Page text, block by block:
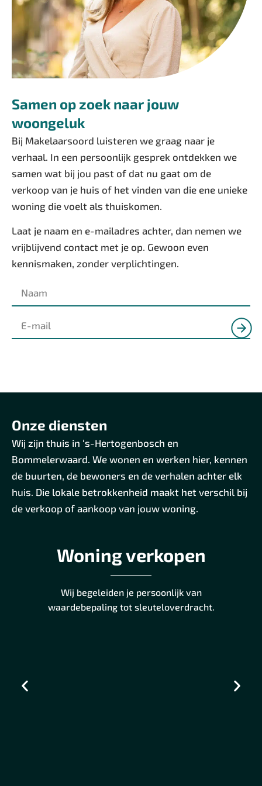
Samen op zoek naar jouw
woongeluk
Bij Makelaarsoord luisteren we graag naar je
verhaal. In een persoonlijk gesprek ontdekken we
samen wat bij jou past of dat nu gaat om de
verkoop van je huis of het vinden van die ene unieke
woning die voelt als thuiskomen.
Laat je naam en e-mailadres achter, dan nemen we
vrijblijvend contact met je op. Gewoon even
kennismaken, zonder verplichtingen.
Onze diensten
Wij zijn thuis in ‘s-Hertogenbosch en
Bommelerwaard. We wonen en werken hier, kennen
de buurten, de bewoners en de verhalen achter elk
huis. Die lokale betrokkenheid maakt het verschil bij
de verkoop of aankoop van jouw woning.
Woning verkopen
Wij begeleiden je persoonlijk van
waardebepaling tot sleuteloverdracht.